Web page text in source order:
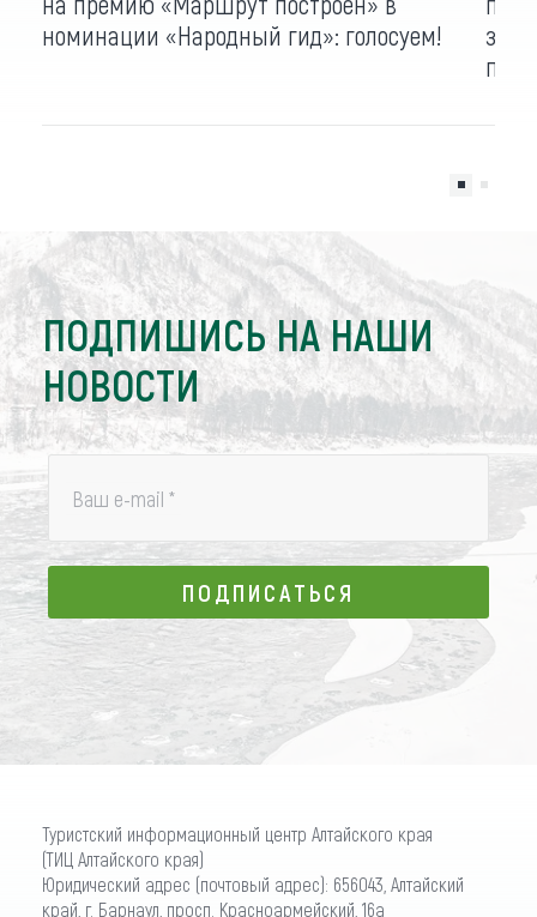
номинации «Народный гид»: голосуем!
за
ПОДПИШИСЬ НА НАШИ
НОВОСТИ
Ваш e-mail *
ПОДПИСАТЬСЯ
ПОДПИСАТЬСЯ
Туристский информационный центр Алтайского края
(ТИЦ Алтайского края)
Юридический адрес (почтовый адрес): 656043, Алтайский
край, г. Барнаул, просп. Красноармейский, 16а